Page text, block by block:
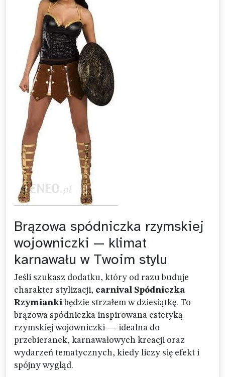
Brązowa spódniczka rzymskiej
wojowniczki — klimat
karnawału w Twoim stylu
Jeśli szukasz dodatku, który od razu buduje
charakter stylizacji, carnival Spódniczka
Rzymianki będzie strzałem w dziesiątkę. To
brązowa spódniczka inspirowana estetyką
rzymskiej wojowniczki — idealna do
przebieranek, karnawałowych kreacji oraz
wydarzeń tematycznych, kiedy liczy się efekt i
spójny wygląd.